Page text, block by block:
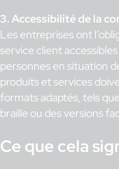
3. Accessibilité de la
Les entreprises ont
service client
personnes en situation
produits et services
formats adaptés, tels
braille ou des versions
Ce que cela